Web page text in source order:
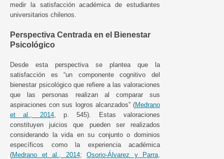
medir la satisfacción académica de estudiantes
universitarios chilenos.
Perspectiva Centrada en el Bienestar
Psicológico
Desde esta perspectiva se plantea que la
satisfacción es “un componente cognitivo del
bienestar psicológico que refiere a las valoraciones
que las personas realizan al comparar sus
aspiraciones con sus logros alcanzados” (Medrano
et al., 2014, p. 545). Estas valoraciones
constituyen juicios que pueden ser realizados
considerando la vida en su conjunto o dominios
específicos como la experiencia académica
(Medrano et al., 2014; Osorio-Álvarez y Parra,